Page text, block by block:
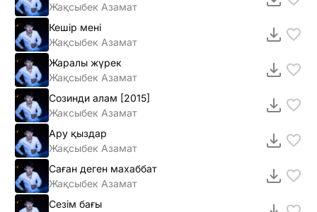
Жақсыбек Азамат
Кешір мені
Жақсыбек Азамат
Жаралы жүрек
Жақсыбек Азамат
Созинди алам [2015]
Жаксыбек Азамат
Ару қыздар
Жақсыбек Азамат
Саған деген махаббат
Жақсыбек Азамат
Сезім бағы